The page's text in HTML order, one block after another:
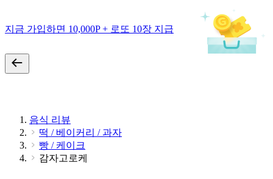
지금 가입하면 10,000P + 로또 10장 지급
음식 리뷰
떡 / 베이커리 / 과자
빵 / 케이크
감자고로케